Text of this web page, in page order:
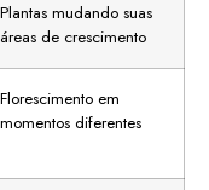
Plantas mudando suas
áreas de crescimento
Florescimento em
momentos diferentes